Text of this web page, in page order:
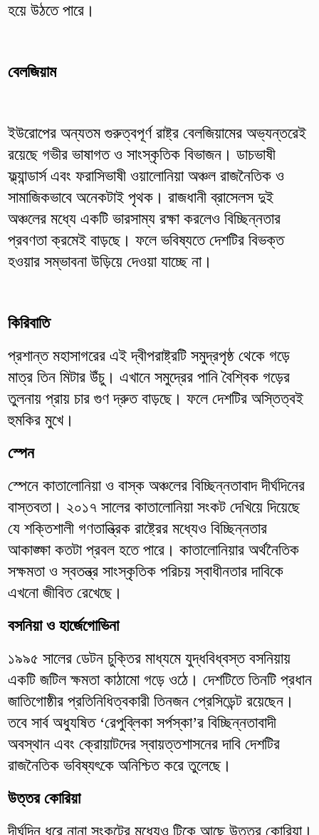
হয়ে উঠতে পারে।
বেলজিয়াম
ইউরোপের অন্যতম গুরুত্বপূর্ণ রাষ্ট্র বেলজিয়ামের অভ্যন্তরেই
রয়েছে গভীর ভাষাগত ও সাংস্কৃতিক বিভাজন। ডাচভাষী
ফ্ল্যান্ডার্স এবং ফরাসিভাষী ওয়ালোনিয়া অঞ্চল রাজনৈতিক ও
সামাজিকভাবে অনেকটাই পৃথক। রাজধানী ব্রাসেলস দুই
অঞ্চলের মধ্যে একটি ভারসাম্য রক্ষা করলেও বিচ্ছিন্নতার
প্রবণতা ক্রমেই বাড়ছে। ফলে ভবিষ্যতে দেশটির বিভক্ত
হওয়ার সম্ভাবনা উড়িয়ে দেওয়া যাচ্ছে না।
কিরিবাতি
প্রশান্ত মহাসাগরের এই দ্বীপরাষ্ট্রটি সমুদ্রপৃষ্ঠ থেকে গড়ে
মাত্র তিন মিটার উঁচু। এখানে সমুদ্রের পানি বৈশ্বিক গড়ের
তুলনায় প্রায় চার গুণ দ্রুত বাড়ছে। ফলে দেশটির অস্তিত্বই
হুমকির মুখে।
স্পেন
স্পেনে কাতালোনিয়া ও বাস্ক অঞ্চলের বিচ্ছিন্নতাবাদ দীর্ঘদিনের
বাস্তবতা। ২০১৭ সালের কাতালোনিয়া সংকট দেখিয়ে দিয়েছে
যে শক্তিশালী গণতান্ত্রিক রাষ্ট্রের মধ্যেও বিচ্ছিন্নতার
আকাঙ্ক্ষা কতটা প্রবল হতে পারে। কাতালোনিয়ার অর্থনৈতিক
সক্ষমতা ও স্বতন্ত্র সাংস্কৃতিক পরিচয় স্বাধীনতার দাবিকে
এখনো জীবিত রেখেছে।
বসনিয়া ও হার্জেগোভিনা
১৯৯৫ সালের ডেটন চুক্তির মাধ্যমে যুদ্ধবিধ্বস্ত বসনিয়ায়
একটি জটিল ক্ষমতা কাঠামো গড়ে ওঠে। দেশটিতে তিনটি প্রধান
জাতিগোষ্ঠীর প্রতিনিধিত্বকারী তিনজন প্রেসিডেন্ট রয়েছেন।
তবে সার্ব অধ্যুষিত ‘রেপুব্লিকা সর্পস্কা’র বিচ্ছিন্নতাবাদী
অবস্থান এবং ক্রোয়াটদের স্বায়ত্তশাসনের দাবি দেশটির
রাজনৈতিক ভবিষ্যৎকে অনিশ্চিত করে তুলেছে।
উত্তর কোরিয়া
দীর্ঘদিন ধরে নানা সংকটের মধ্যেও টিকে আছে উত্তর কোরিয়া।